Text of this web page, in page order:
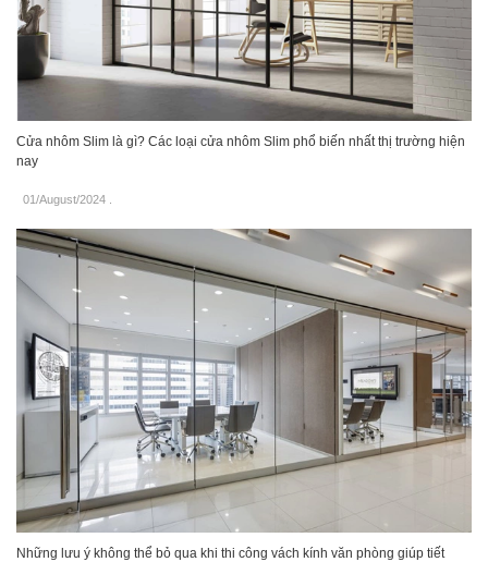
Cửa nhôm Slim là gì? Các loại cửa nhôm Slim phổ biến nhất thị trường hiện
nay
01/August/2024
Những lưu ý không thể bỏ qua khi thi công vách kính văn phòng giúp tiết